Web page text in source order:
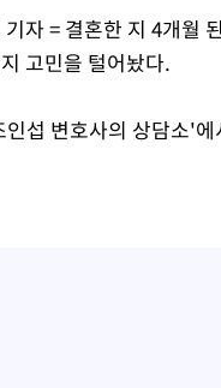
본 폭염 저감시설 '온도차'
차량폭탄 폭발 사건
은 이란이 목표 아냐 " 밝혀
자 = 결혼한 지 4개월
고민을 털어놨다.
섭 변호사의 상담소'